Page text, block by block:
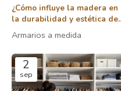
¿Cómo influye la madera en
la durabilidad y estética de
su armario a medida?
Armarios a medida
2
sep